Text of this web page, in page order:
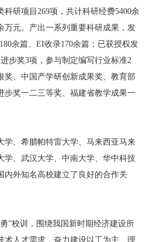
科研项目 269项，共计科研经费5400余
万元。产出一系列重要科研成果，发
180余篇、 EI收录170余篇；已获授权发
步奖3项，参与制定编写行业标准2
奖、中国产学研创新成果奖、教育部
步奖一二三等奖、福建省教学成果一
学、希腊帕特雷大学、马来西亚马来
学、武汉大学、中南大学、华中科技
内外知名高校建立了良好的合作关
”校训，围绕我国新时期经济建设所
术人才需求，奋力建设以工为主、理